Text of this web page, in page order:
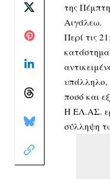
της
Αιγάλεω.
Περί τις
υπάλληλο,
ποσό και
Η ΕΛ.ΑΣ.
σύλληψη